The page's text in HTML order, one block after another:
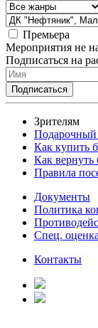
Премьера
Мероприятия не
Подписаться на
Зрителям
Подарочный
Как купить
Как вернуть
Правила
Документы
Политика
Спец.
Контакты